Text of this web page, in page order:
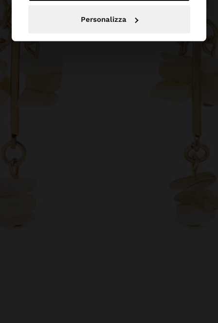
Personalizza